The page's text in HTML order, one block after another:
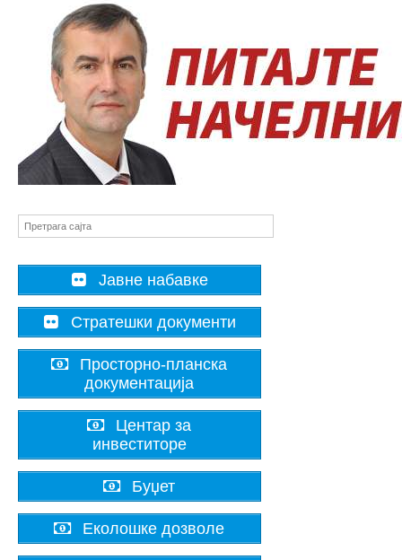
Јавне набавке
Стратешки документи
Просторно-планска
документација
Центар за
инвеститоре
Буџет
Еколошке дозволе